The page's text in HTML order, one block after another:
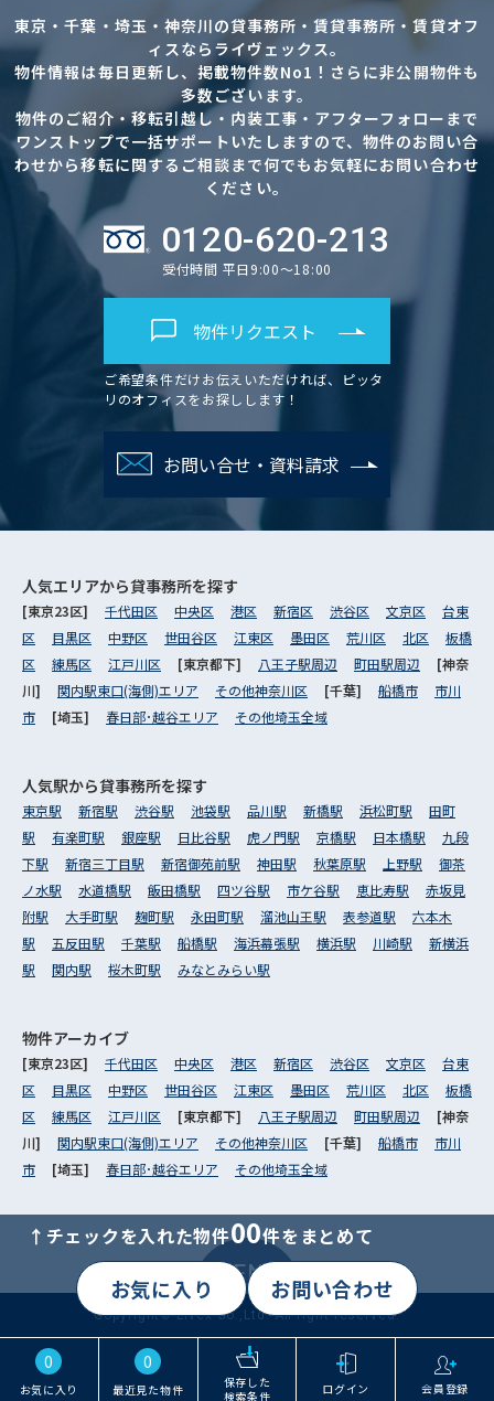
0
お気に入り
0
最近見た物件
保存した
検索条件
ログイン 会員登録
↑チェックを入れた物件00件をまとめて
お気に入り お問い合わせ
東京・千葉・埼玉・神奈川の貸事務所・賃貸事務所・賃貸オフ
ィスならライヴェックス。
物件情報は毎日更新し、掲載物件数No1！さらに非公開物件も
多数ございます。
物件のご紹介・移転引越し・内装工事・アフターフォローまで
ワンストップで一括サポートいたしますので、物件のお問い合
わせから移転に関するご相談まで何でもお気軽にお問い合わせ
ください。
0120-620-213
受付時間 平日9:00～18:00
物件リクエスト
ご希望条件だけお伝えいただければ、ピッタ
リのオフィスをお探しします！
お問い合せ・資料請求
MENU
人気エリアから貸事務所を探す
[東京23区] 千代田区 中央区 港区 新宿区 渋谷区 文京区
台東
区
目黒区 中野区 世田谷区 江東区 墨田区 荒川区 北区
板橋
区
練馬区 江戸川区 [東京都下] 八王子駅周辺 町田駅周辺
[神奈
川] 関内駅東口(海側)エリア その他神奈川区 [千葉] 船橋市
市川
市
[埼玉] 春日部･越谷エリア その他埼玉全域
人気駅から貸事務所を探す
東京駅 新宿駅 渋谷駅 池袋駅 品川駅 新橋駅 浜松町駅
田町
駅
有楽町駅 銀座駅 日比谷駅 虎ノ門駅 京橋駅 日本橋駅
九段
下駅
新宿三丁目駅 新宿御苑前駅 神田駅 秋葉原駅 上野駅
御茶
ノ水駅
水道橋駅 飯田橋駅 四ツ谷駅 市ケ谷駅 恵比寿駅
赤坂見
附駅
大手町駅 麹町駅 永田町駅 溜池山王駅 表参道駅
六本木
駅
五反田駅 千葉駅 船橋駅 海浜幕張駅 横浜駅 川崎駅
新横浜
駅
関内駅 桜木町駅 みなとみらい駅
物件アーカイブ
[東京23区] 千代田区 中央区 港区 新宿区 渋谷区 文京区
台東
区
目黒区 中野区 世田谷区 江東区 墨田区 荒川区 北区
板橋
区
練馬区 江戸川区 [東京都下] 八王子駅周辺 町田駅周辺
[神奈
川] 関内駅東口(海側)エリア その他神奈川区 [千葉] 船橋市
市川
市
[埼玉] 春日部･越谷エリア その他埼玉全域
Copyright© Livex Co.,Ltd. All right reserved.